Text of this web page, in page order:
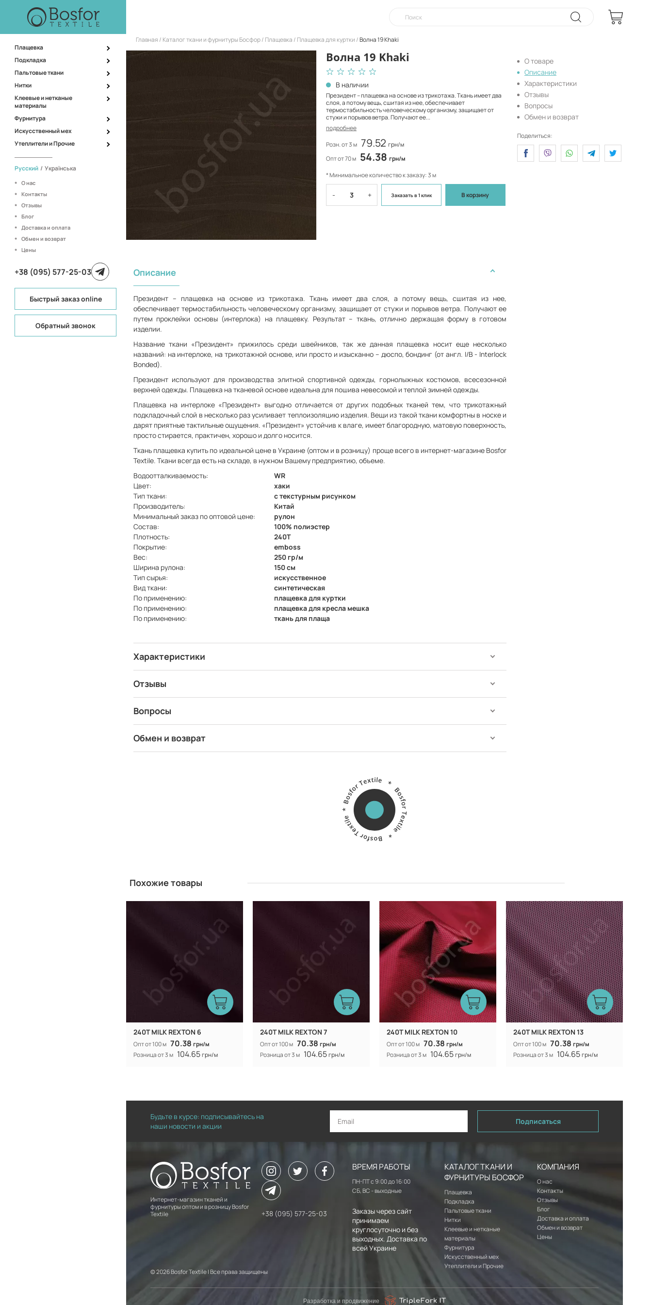
Плащевка
Подкладка
Пальтовые ткани
Нитки
Клеевые и нетканые
материалы
Фурнитура
Искусственный мех
Утеплители и Прочие
Русский / Українська
О нас
Контакты
Отзывы
Блог
Доставка и оплата
Обмен и возврат
Цены
+38 (095) 577-25-03
Быстрый заказ online
Обратный звонок
Главная Каталог ткани и фурнитуры Босфор Плащевка Плащевка для куртки Волна 19 Khaki
Волна 19 Khaki
В наличии
Президент – плащевка на основе из трикотажа. Ткань имеет два
слоя, а потому вещь, сшитая из нее, обеспечивает
термостабильность человеческому организму, защищает от
стужи и порывов ветра. Получают ее...
подробнее
Розн. от 3 м 79.52 грн/м
Опт от 70 м 54.38 грн/м
* Минимальное количество к заказу: 3 м
- + Заказатьв 1 клик В корзину
Описание
Президент – плащевка на основе из трикотажа. Ткань имеет два слоя, а потому вещь, сшитая из нее,
обеспечивает термостабильность человеческому организму, защищает от стужи и порывов ветра. Получают ее
путем проклейки основы (интерлока) на плащевку. Результат – ткань, отлично держащая форму в готовом
изделии.
Название ткани «Президент» прижилось среди швейников, так же данная плащевка носит еще несколько
названий: на интерлоке, на трикотажной основе, или просто и изысканно – дюспо, бондинг (от англ. I/B - Interlock
Bonded).
Президент используют для производства элитной спортивной одежды, горнолыжных костюмов, всесезонной
верхней одежды. Плащевка на тканевой основе идеальна для пошива невесомой и теплой зимней одежды.
Плащевка на интерлоке «Президент» выгодно отличается от других подобных тканей тем, что трикотажный
подкладочный слой в несколько раз усиливает теплоизоляцию изделия. Вещи из такой ткани комфортны в носке и
дарят приятные тактильные ощущения. «Президент» устойчив к влаге, имеет благородную, матовую поверхность,
просто стирается, практичен, хорошо и долго носится.
Ткань плащевка купить по идеальной цене в Украине (оптом и в розницу) проще всего в интернет-магазине Bosfor
Textile. Ткани всегда есть на складе, в нужном Вашему предприятию, объеме.
Водоотталкиваемость:
WR
Цвет:
хаки
Тип ткани:
с текстурным рисунком
Производитель:
Китай
Минимальный заказ по оптовой цене:
рулон
Состав:
100% полиэстер
Плотность:
240Т
Покрытие:
emboss
Вес:
250 гр/м
Ширина рулона:
150 см
Тип сырья:
искусственное
Вид ткани:
синтетическая
По применению:
плащевка для куртки
По применению:
плащевка для кресла мешка
По применению:
ткань для плаща
Характеристики
Отзывы
Вопросы
Обмен и возврат
О товаре
Описание
Характеристики
Отзывы
Вопросы
Обмен и возврат
Поделиться:
Похожие товары
240T MILK REXTON 6
Опт от 100 м 70.38 грн/м
Розница от 3 м 104.65грн/м
240T MILK REXTON 7
Опт от 100 м 70.38 грн/м
Розница от 3 м 104.65грн/м
Производитель:
240T MILK REXTON 10
Опт от 100 м 70.38 грн/м
Розница от 3 м 104.65грн/м
Производитель: Китай
240T MILK REXTON 13
Опт от 100 м 70.38 грн/м
Розница от 3 м 104.65грн/м
Будьте в курсе: подписывайтесь на
наши новости и акции
Подписаться
Интернет-магазин тканей и
фурнитуры оптом и в розницу Bosfor
Textile
+38 (095) 577-25-03
ВРЕМЯ РАБОТЫ
ПН-ПТ с 9:00 до 16:00
СБ, ВС - выходные
Заказы через сайт
принимаем
круглосуточно и без
выходных. Доставка по
всей Украине
КАТАЛОГ ТКАНИ И
ФУРНИТУРЫ БОСФОР
Плащевка
Подкладка
Пальтовые ткани
Нитки
Клеевые и нетканые
материалы
Фурнитура
Искусственный мех
Утеплители и Прочие
КОМПАНИЯ
О нас
Контакты
Отзывы
Блог
Доставка и оплата
Обмен и возврат
Цены
© 2026 Bosfor Textile | Все права защищены
Разработка и продвижение